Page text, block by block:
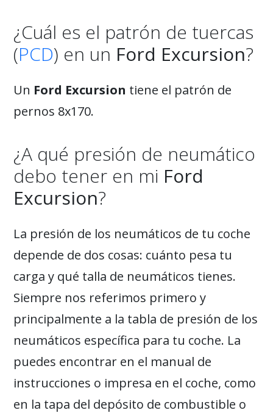
¿Cuál es el patrón de tuercas
(PCD) en un Ford Excursion?
Un Ford Excursion tiene el patrón de
pernos 8x170.
¿A qué presión de neumático
debo tener en mi Ford
Excursion?
La presión de los neumáticos de tu coche
depende de dos cosas: cuánto pesa tu
carga y qué talla de neumáticos tienes.
Siempre nos referimos primero y
principalmente a la tabla de presión de los
neumáticos específica para tu coche. La
puedes encontrar en el manual de
instrucciones o impresa en el coche, como
en la tapa del depósito de combustible o